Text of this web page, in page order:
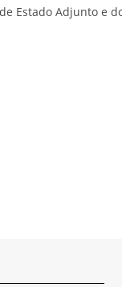
Estado Adjunto e